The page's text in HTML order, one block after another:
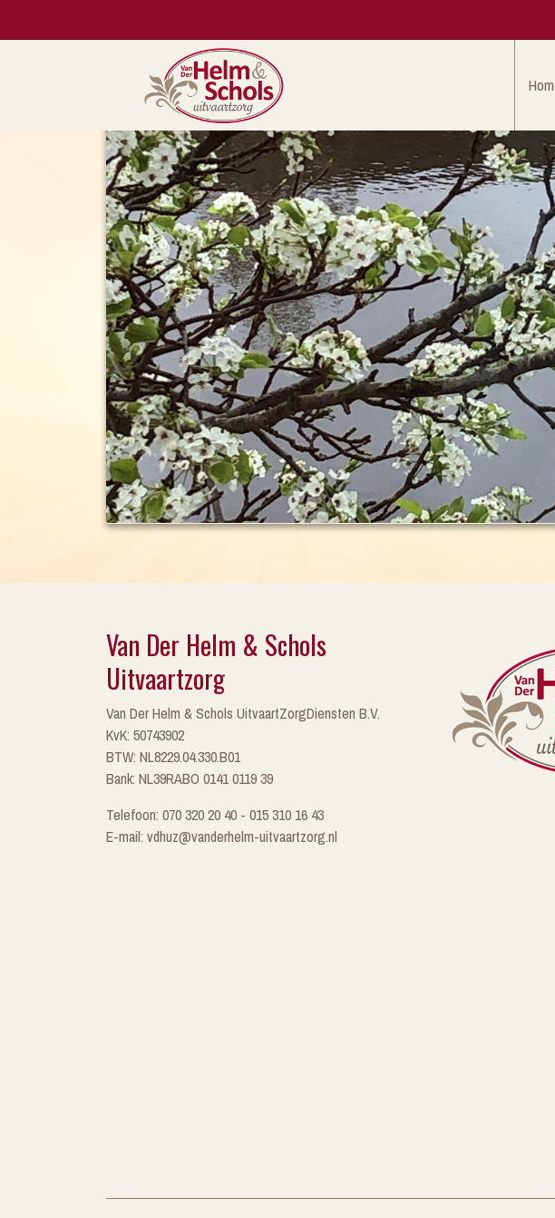
Van Der Helm & Schols
Uitvaartzorg
Van Der Helm & Schols UitvaartZorgDiensten B.V.
KvK: 50743902
BTW: NL8229.04.330.B01
Bank: NL39RABO 0141 0119 39
Telefoon: 070 320 20 40 - 015 310 16 43
E-mail: vdhuz@vanderhelm-uitvaartzorg.nl